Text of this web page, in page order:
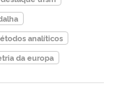
analíticos
da europa